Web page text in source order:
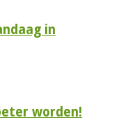
in
worden!